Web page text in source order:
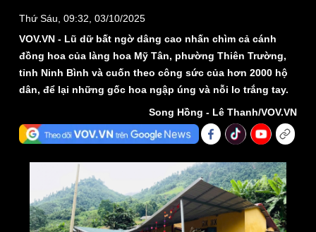
Thứ Sáu, 09:32, 03/10/2025
VOV.VN - Lũ dữ bất ngờ dâng cao nhấn chìm cả cánh
đồng hoa của làng hoa Mỹ Tân, phường Thiên Trường,
tỉnh Ninh Bình và cuốn theo công sức của hơn 2000 hộ
dân, để lại những gốc hoa ngập úng và nỗi lo trắng tay.
Song Hồng - Lê Thanh/VOV.VN